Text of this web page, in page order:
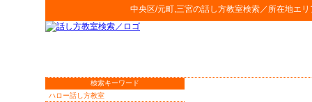
中央区/元町,三宮の話し方教室検索／所在地エ
検索キーワード
ハロー話し方教室